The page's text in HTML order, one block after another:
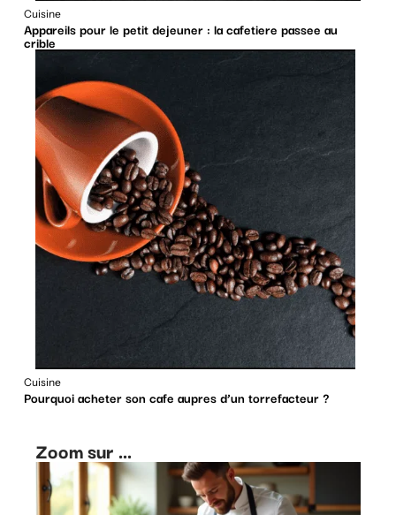
Cuisine
Appareils pour le petit dejeuner : la cafetiere passee au
crible
Cuisine
Pourquoi acheter son cafe aupres d’un torrefacteur ?
Zoom sur ...